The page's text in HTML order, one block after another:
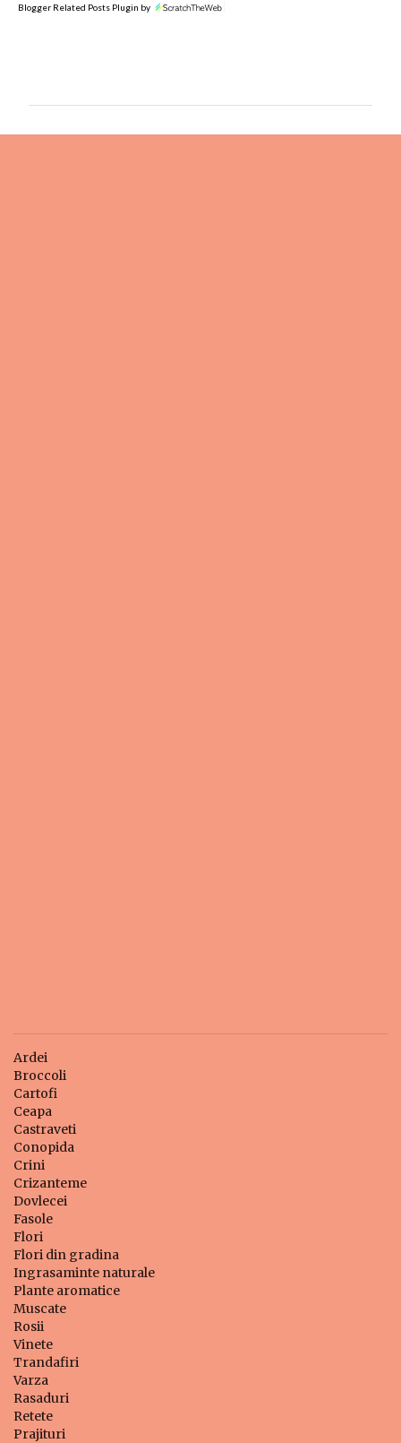
Blogger Related Posts Plugin by
Ardei
Broccoli
Cartofi
Ceapa
Castraveti
Conopida
Crini
Crizanteme
Dovlecei
Fasole
Flori
Flori din gradina
Ingrasaminte naturale
Plante aromatice
Muscate
Rosii
Vinete
Trandafiri
Varza
Rasaduri
Retete
Prajituri